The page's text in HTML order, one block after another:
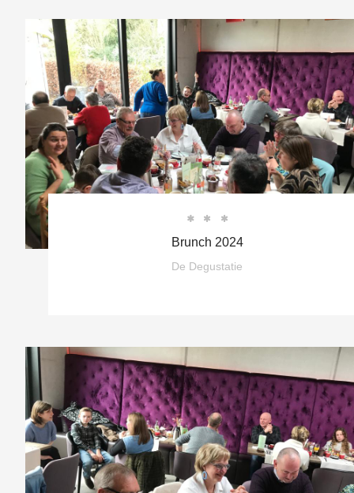
Brunch 2024
De Degustatie


